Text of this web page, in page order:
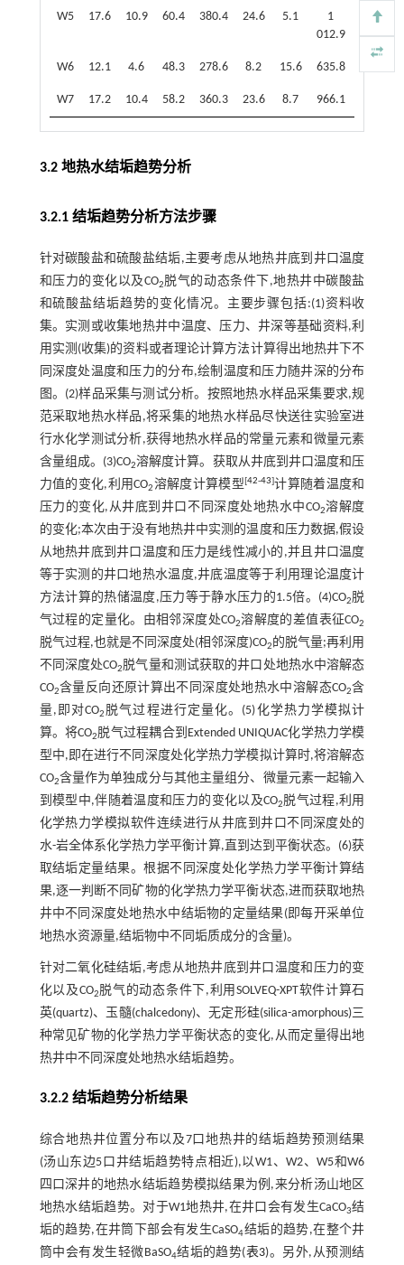
W5 17.6 10.9 60.4 380.4 24.6 5.1
1
012.9
130.8
W6 12.1 4.6 48.3 278.6 8.2 15.6 635.8
W7 17.2 10.4 58.2 360.3 23.6 8.7 966.1
3.2 地热水结垢趋势分析
3.2.1 结垢趋势分析方法步骤
针对碳酸盐和硫酸盐结垢,主要考虑从地热井底到井口温度
和压力的变化以及CO2脱气的动态条件下,地热井中碳酸盐
和硫酸盐结垢趋势的变化情况。主要步骤包括:(1)资料收
集。实测或收集地热井中温度、压力、井深等基础资料,利
用实测(收集)的资料或者理论计算方法计算得出地热井下不
同深度处温度和压力的分布,绘制温度和压力随井深的分布
图。(2)样品采集与测试分析。按照地热水样品采集要求,规
范采取地热水样品,将采集的地热水样品尽快送往实验室进
行水化学测试分析,获得地热水样品的常量元素和微量元素
含量组成。(3)CO2溶解度计算。获取从井底到井口温度和压
力值的变化,利用CO2溶解度计算模型[42-43]计算随着温度和
压力的变化,从井底到井口不同深度处地热水中CO2溶解度
的变化;本次由于没有地热井中实测的温度和压力数据,假设
从地热井底到井口温度和压力是线性减小的,并且井口温度
等于实测的井口地热水温度,井底温度等于利用理论温度计
方法计算的热储温度,压力等于静水压力的1.5倍。(4)CO2脱
气过程的定量化。由相邻深度处CO2溶解度的差值表征CO2
脱气过程,也就是不同深度处(相邻深度)CO2 的脱气量;再利用
不同深度处CO2脱气量和测试获取的井口处地热水中溶解态
CO2含量反向还原计算出不同深度处地热水中溶解态CO2含
量,即对CO2 脱气过程进行定量化。(5)化学热力学模拟计
算。将CO2脱气过程耦合到Extended UNIQUAC化学热力学模
型中,即在进行不同深度处化学热力学模拟计算时,将溶解态
CO2含量作为单独成分与其他主量组分、微量元素一起输入
到模型中,伴随着温度和压力的变化以及CO2脱气过程,利用
化学热力学模拟软件连续进行从井底到井口不同深度处的
水-岩全体系化学热力学平衡计算,直到达到平衡状态。(6)获
取结垢定量结果。根据不同深度处化学热力学平衡计算结
果,逐一判断不同矿物的化学热力学平衡状态,进而获取地热
井中不同深度处地热水中结垢物的定量结果(即每开采单位
地热水资源量,结垢物中不同垢质成分的含量)。
针对二氧化硅结垢,考虑从地热井底到井口温度和压力的变
化以及CO2脱气的动态条件下,利用SOLVEQ-XPT软件计算石
英(quartz)、玉髓(chalcedony)、无定形硅(silica-amorphous)三
种常见矿物的化学热力学平衡状态的变化,从而定量得出地
热井中不同深度处地热水结垢趋势。
3.2.2 结垢趋势分析结果
综合地热井位置分布以及7口地热井的结垢趋势预测结果
(汤山东边5口井结垢趋势特点相近),以W1、W2、W5和W6
四口深井的地热水结垢趋势模拟结果为例,来分析汤山地区
地热水结垢趋势。对于W1地热井,在井口会有发生CaCO3结
垢的趋势,在井筒下部会有发生CaSO4结垢的趋势,在整个井
筒中会有发生轻微BaSO4结垢的趋势(表3)。另外,从预测结